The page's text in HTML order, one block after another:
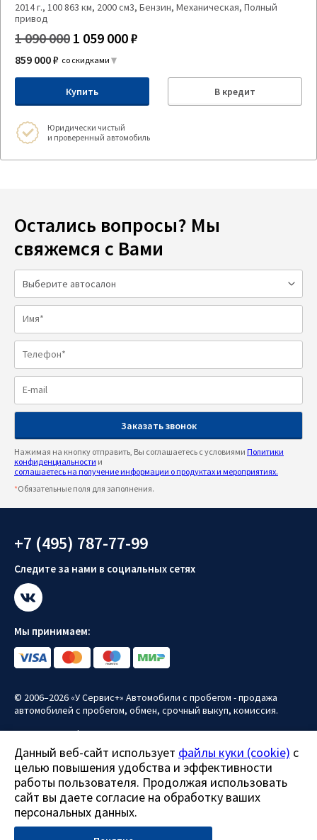
2014 г., 100 863 км, 2000 см3, Бензин, Механическая, Полный
привод
1 090 000 1 059 000 ₽
859 000 ₽ со скидками
Купить В кредит
Юридически чистый
и проверенный автомобиль
Остались вопросы? Мы
свяжемся с Вами
Нажимая на кнопку отправить, Вы соглашаетесь с условиями Политики
конфиденциальности и
соглашаетесь на получение информации о продуктах и мероприятиях.
*Обязательные поля для заполнения.
+7 (495) 787-77-99
Следите за нами в социальных сетях
Мы принимаем:
© 2006–2026 «У Сервис+» Автомобили с пробегом - продажа
автомобилей с пробегом, обмен, срочный выкуп, комиссия.
Политика конфиденциальности
Политика использования файлов куки (cookie)
Согласие на обработку персональных данных
Все права защищены.
Данный сайт носит информационно-справочный характер и ни
при каких условиях не является публичной офертой.
Данный веб-сайт использует файлы куки (cookie) с
целью повышения удобства и эффективности
работы пользователя. Продолжая использовать
сайт вы даете согласие на обработку ваших
персональных данных.